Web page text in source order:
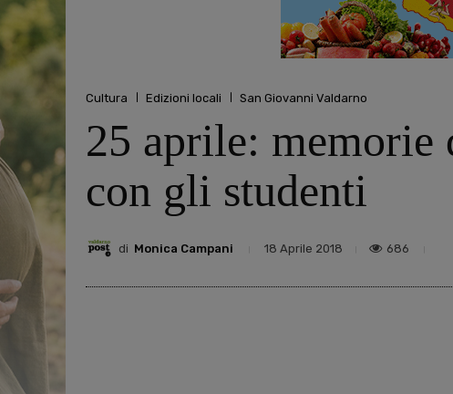
Cultura Edizioni locali San Giovanni Valdarno
25 aprile: memorie
con gli studenti
di Monica Campani 18 Aprile 2018 686